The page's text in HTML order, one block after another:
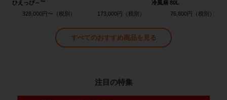
ひえっぴ～™
328,000円〜
173,000円
冷風扇 80L
76,800円
すべてのおすすめ商品を見る
注目の特集